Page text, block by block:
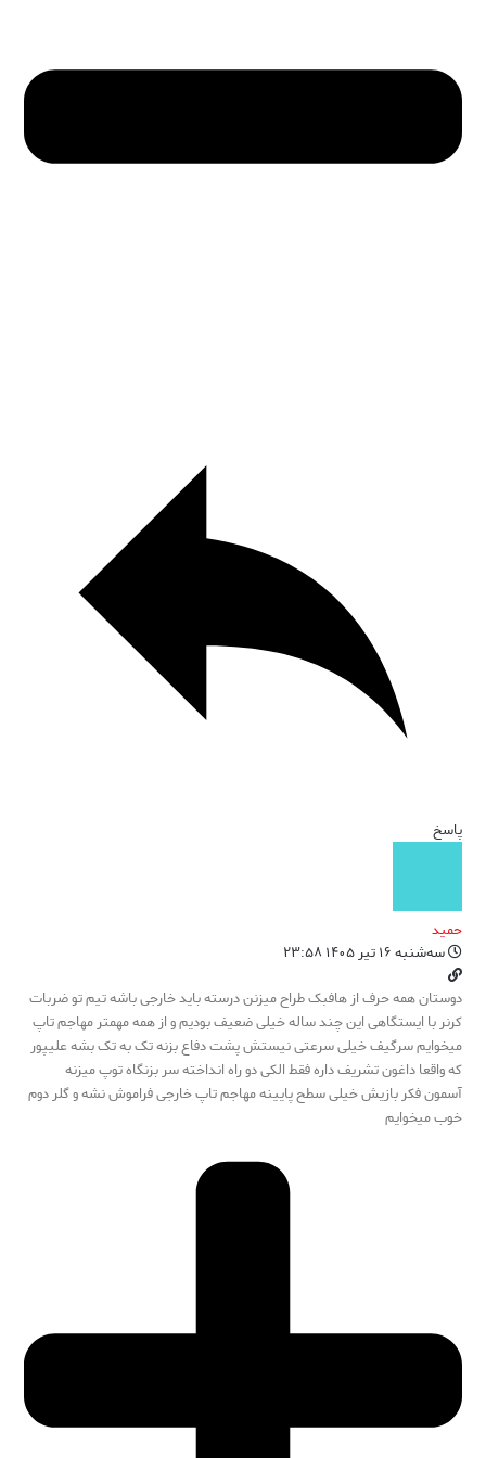
پاسخ
حمید
سه‌شنبه ۱۶ تیر ۱۴۰۵ ۲۳:۵۸
دوستان همه حرف از هافبک طراح میزنن درسته باید خارجی باشه تیم تو ضربات
کرنر با ایستگاهی این چند ساله خیلی ضعیف بودیم و از همه مهمتر مهاجم تاپ
میخوایم سرگیف خیلی سرعتی نیستش پشت دفاع بزنه تک به تک بشه علیپور
که واقعا داغون تشریف داره فقط الکی دو راه انداخته سر بزنگاه توپ میزنه
آسمون فکر بازیش خیلی سطح پایینه مهاجم تاپ خارجی فراموش نشه و گلر دوم
خوب میخوایم